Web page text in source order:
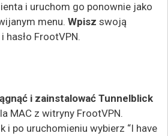
i uruchom go ponownie jako
menu. Wpisz swoją
i hasło FrootVPN.
i zainstalować Tunnelblick
MAC z witryny FrootVPN.
i po uruchomieniu wybierz “I have